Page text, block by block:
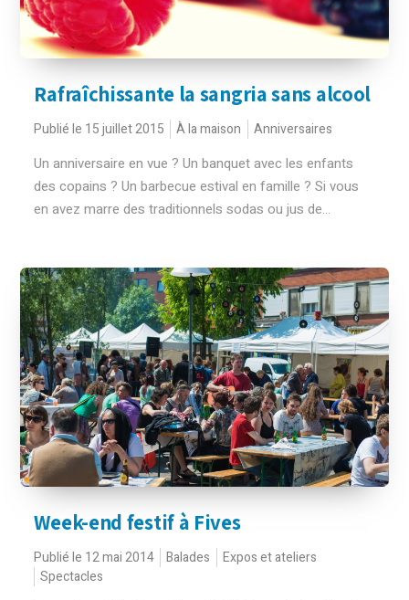
Rafraîchissante la sangria sans alcool
Publié le 15 juillet 2015 À la maison Anniversaires
Un anniversaire en vue ? Un banquet avec les enfants
des copains ? Un barbecue estival en famille ? Si vous
en avez marre des traditionnels sodas ou jus de...
Week-end festif à Fives
Publié le 12 mai 2014 Balades
Expos et ateliers
Spectacles